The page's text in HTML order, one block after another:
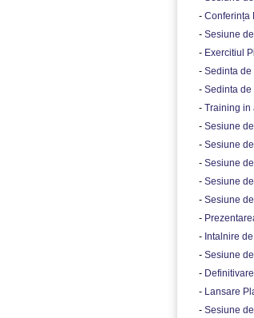
- Conferința
- Sesiune
- Exercitiul
- Sedinta de
- Sedinta de
- Training in
- Sesiune
- Sesiune
- Sesiune
- Sesiune
- Sesiune
-
- Intalnire
- Sesiune
-
- Lansare
- Sesiune